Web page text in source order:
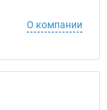
О компании